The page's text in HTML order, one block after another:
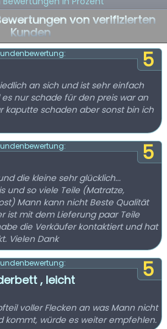
von verifizierten
Kunden
5
an sich und ist sehr einfach
nur schade für den preis war an
kaputte schaden aber sonst bin ich
5
die kleine sehr glücklich...
und so viele Teile (Matratze,
Mann kann nicht Beste Qualität
ist mit dem Lieferung paar Teile
die Verkäufer kontaktiert und hat
Vielen Dank
5
, leicht
voller Flecken an was Mann nicht
kommt, würde es weiter empfehlen.